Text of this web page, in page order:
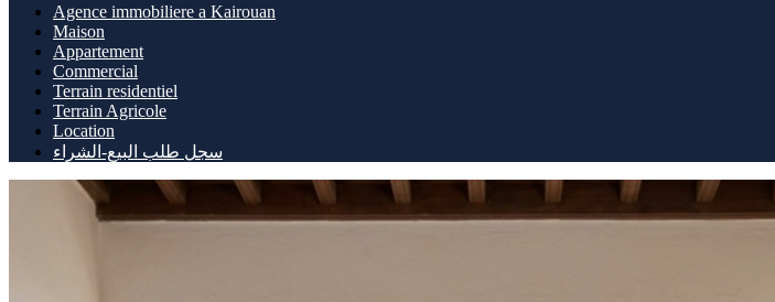
Agence immobiliere a Kairouan
Maison
Appartement
Commercial
Terrain residentiel
Terrain Agricole
Location
سجل طلب البيع-الشراء